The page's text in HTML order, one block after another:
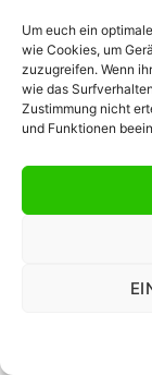
Um euch ein
wie Cookies, um
zuzugreifen. Wenn
wie das
Zustimmung nicht
und Funktionen
Profisaison
Gründe,
die Spielzeit
drin zu
Ziemlich
der Verein